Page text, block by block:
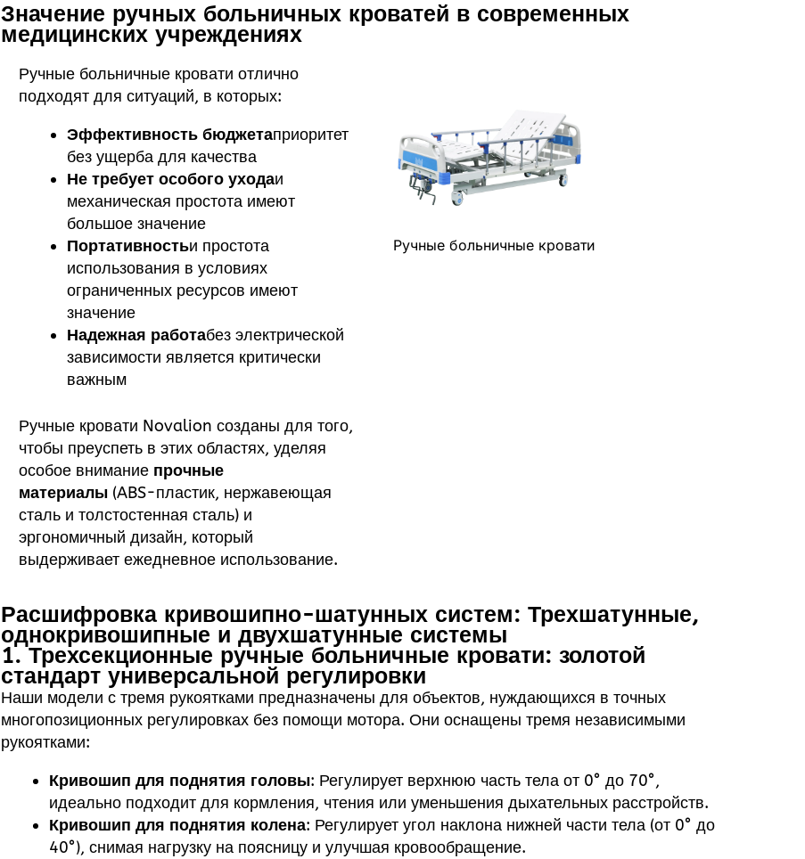
Значение ручных больничных кроватей в современных
медицинских учреждениях
Ручные больничные кровати отлично
подходят для ситуаций, в которых:
Эффективность бюджетаприоритет
без ущерба для качества
Не требует особого уходаи
механическая простота имеют
большое значение
Портативностьи простота
использования в условиях
ограниченных ресурсов имеют
значение
Надежная работабез электрической
зависимости является критически
важным
Ручные кровати Novalion созданы для того,
чтобы преуспеть в этих областях, уделяя
особое внимание прочные
материалы (ABS-пластик, нержавеющая
сталь и толстостенная сталь) и
эргономичный дизайн, который
выдерживает ежедневное использование.
Ручные больничные кровати
Расшифровка кривошипно-шатунных систем: Трехшатунные,
однокривошипные и двухшатунные системы
1. Трехсекционные ручные больничные кровати: золотой
стандарт универсальной регулировки
Наши модели с тремя рукоятками предназначены для объектов, нуждающихся в точных
многопозиционных регулировках без помощи мотора. Они оснащены тремя независимыми
рукоятками:
Кривошип для поднятия головы: Регулирует верхнюю часть тела от 0° до 70°,
идеально подходит для кормления, чтения или уменьшения дыхательных расстройств.
Кривошип для поднятия колена: Регулирует угол наклона нижней части тела (от 0° до
40°), снимая нагрузку на поясницу и улучшая кровообращение.